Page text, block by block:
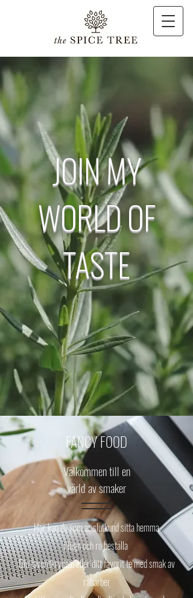
JOIN MY
WORLD OF
TASTE
FANCY FOOD
Välkommen till en
värld av smaker
Här kan du som är slutkund sitta hemma
i lugn och ro beställa
Din favoritkrydda, eller ditt favorit te med smak av
rabarber